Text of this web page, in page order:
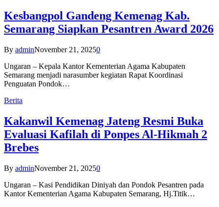
Kesbangpol Gandeng Kemenag Kab.
Semarang Siapkan Pesantren Award 2026
By adminNovember 21, 20250
Ungaran – Kepala Kantor Kementerian Agama Kabupaten
Semarang menjadi narasumber kegiatan Rapat Koordinasi
Penguatan Pondok…
Berita
Kakanwil Kemenag Jateng Resmi Buka
Evaluasi Kafilah di Ponpes Al-Hikmah 2
Brebes
By adminNovember 21, 20250
Ungaran – Kasi Pendidikan Diniyah dan Pondok Pesantren pada
Kantor Kementerian Agama Kabupaten Semarang, Hj.Titik…